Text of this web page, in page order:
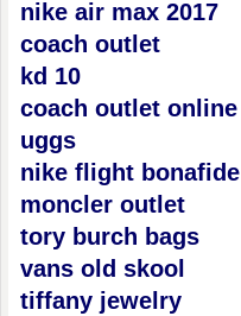
nike air max 2017
coach outlet
kd 10
coach outlet online
uggs
nike flight bonafide
moncler outlet
tory burch bags
vans old skool
tiffany jewelry